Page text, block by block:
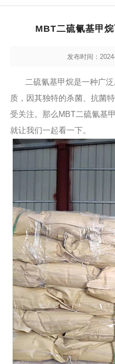
MBT二硫氰基甲
发布时间：
二硫氰基甲烷是一种广
质，因其独特的杀菌、抗菌
受关注。那么MBT二硫氰基
就让我们一起看一下。